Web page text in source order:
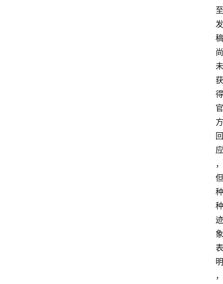
至
发
稿
尚
未
获
得
官
方
回
应
，
但
种
种
迹
象
表
明
，